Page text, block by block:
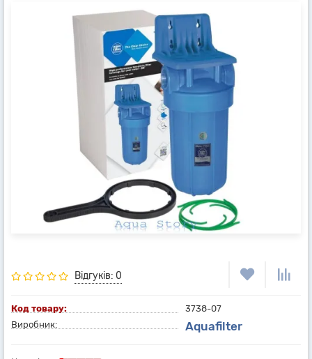
Відгуків: 0
Код товару:
3738-07
Виробник:
Aquafilter